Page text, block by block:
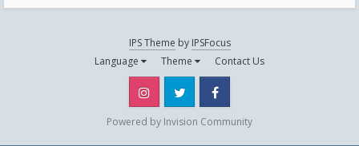
IPS Theme by IPSFocus
Language
Theme Contact Us
Instagram Twitter
Powered by Invision Community